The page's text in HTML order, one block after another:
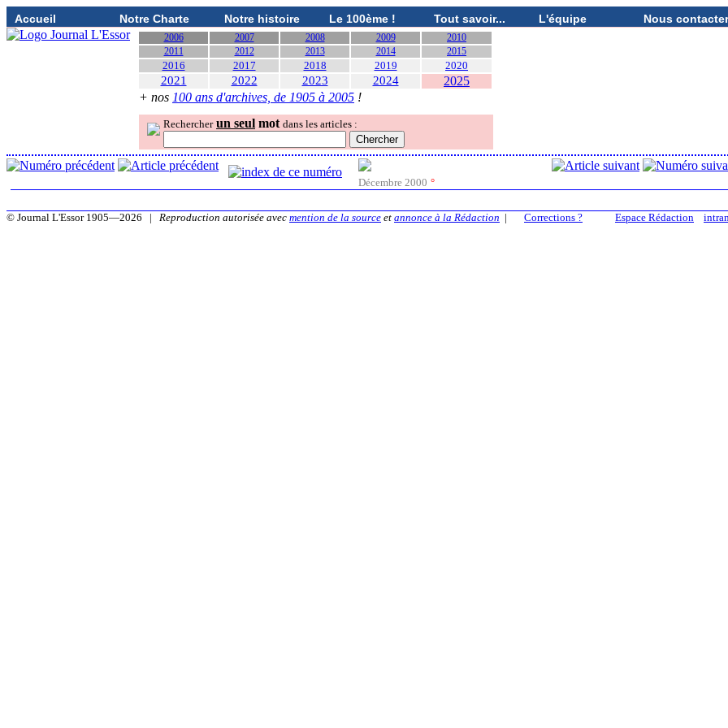
Accueil Notre Charte Notre histoire Le 100ème ! Tout savoir... L'équipe Nous contacter
2006 2007 2008 2009
2010
2011
2012 2013 2014 2015
2016 2017 2018 2019 2020
2021 2022 2023 2024
2025
+ nos 100 ans d'archives, de 1905 à 2005 !
Rechercher un seul mot dans les articles :
Décembre 2000 °
Espace Rédaction
© Journal L'Essor 1905—2026 | Reproduction autorisée avec mention de la source et annonce à la Rédaction | Corrections ?